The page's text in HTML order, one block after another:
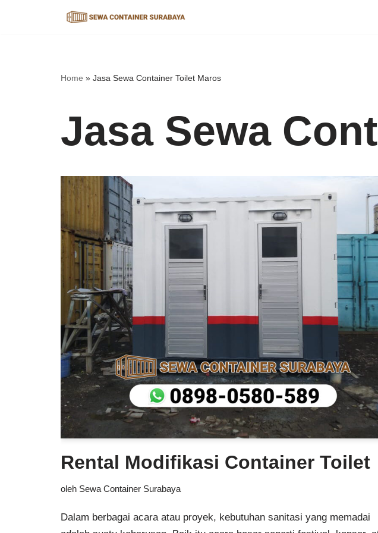
Home » Jasa Sewa Container Toilet Maros
Jasa Sewa
Rental Modifikasi Container Toilet
oleh Sewa Container Surabaya
Dalam berbagai acara atau proyek, kebutuhan sanitasi yang memadai